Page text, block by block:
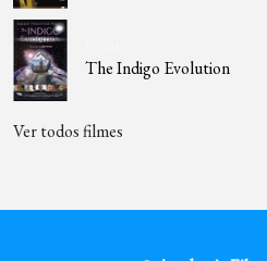
The Indigo Evolution
Ver todos filmes